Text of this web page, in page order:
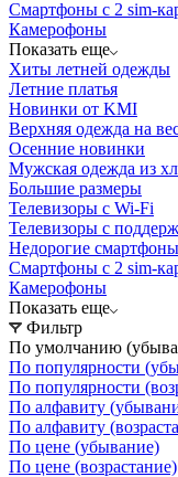
Смартфоны с 2 sim-
Камерофоны
Показать еще
Хиты летней одежды
Летние платья
Новинки от KMI
Верхняя одежда на
Осенние новинки
Мужская одежда из
Большие размеры
Телевизоры с Wi-Fi
Телевизоры с
Недорогие смартфоны
Смартфоны с 2 sim-
Камерофоны
Показать еще
Фильтр
По умолчанию
По популярности
По популярности
По алфавиту
По алфавиту
По цене (убывание)
По цене (возрастание)